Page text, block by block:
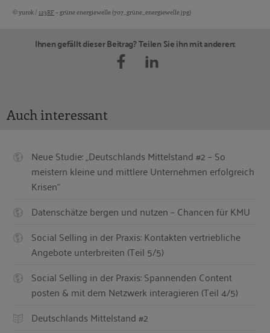
Bildquellen und Copyright-Hinweise
© yurok / 123RF– grüne energiewelle (707_grüne_energiewelle.jpg)
Ihnen gefällt dieser Beitrag? Teilen Sie ihn mit anderen:
Auch interessant
Neue Studie: „Deutschlands Mittelstand #2 – So
meistern kleine und mittlere Unternehmen erfolgreich
Krisen“
Datenschätze bergen und nutzen – Chancen für KMU
Social Selling in der Praxis: Kontakten vertriebliche
Angebote unterbreiten (Teil 5/5)
Social Selling in der Praxis: Spannenden Content
posten & mit dem Netzwerk interagieren (Teil 4/5)
Deutschlands Mittelstand #2